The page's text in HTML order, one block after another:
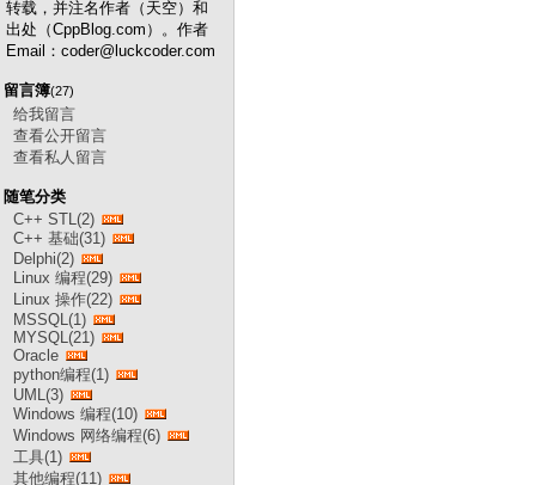
转载，并注名作者（天空）和
出处（CppBlog.com）。作者
Email：coder@luckcoder.com
留言簿(27)
给我留言
查看公开留言
查看私人留言
随笔分类
C++ STL(2)
C++ 基础(31)
Delphi(2)
Linux 编程(29)
Linux 操作(22)
MSSQL(1)
MYSQL(21)
Oracle
python编程(1)
UML(3)
Windows 编程(10)
Windows 网络编程(6)
工具(1)
其他编程(11)